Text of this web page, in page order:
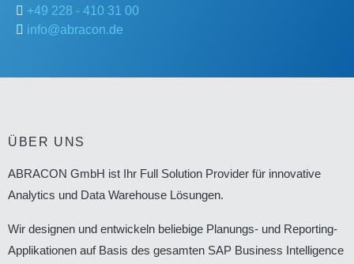
+49 228 - 410 31 00
info@abracon.de
ÜBER UNS
ABRACON GmbH ist Ihr Full Solution Provider für innovative
Analytics und Data Warehouse Lösungen.
Wir designen und entwickeln beliebige Planungs- und Reporting-
Applikationen auf Basis des gesamten SAP Business Intelligence